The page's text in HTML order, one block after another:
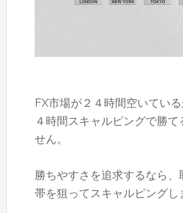
FX市場が２４時間空いてい
４時間スキャルピングで勝て
せん。
勝ちやすさを追求するなら、
帯を狙ってスキャルピングし